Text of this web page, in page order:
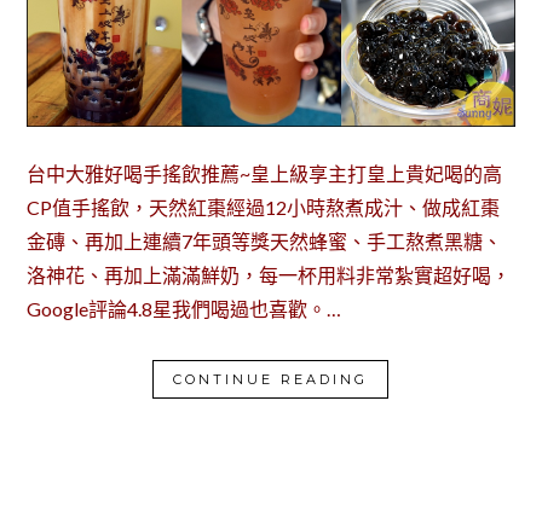
台中大雅好喝手搖飲推薦~皇上級享主打皇上貴妃喝的高
CP值手搖飲，天然紅棗經過12小時熬煮成汁、做成紅棗
金磚、再加上連續7年頭等獎天然蜂蜜、手工熬煮黑糖、
洛神花、再加上滿滿鮮奶，每一杯用料非常紮實超好喝，
Google評論4.8星我們喝過也喜歡。…
CONTINUE READING